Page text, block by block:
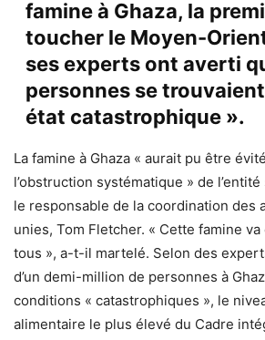
famine à Ghaza, la
toucher le Moyen-
ses experts ont averti
personnes se
état catastrophique ».
La famine à Ghaza « aurait pu être
l’obstruction systématique » de
le responsable de la coordination des
unies, Tom Fletcher. « Cette famine
tous », a-t-il martelé. Selon des
d’un demi-million de personnes à
conditions « catastrophiques », le
alimentaire le plus élevé du Cadre